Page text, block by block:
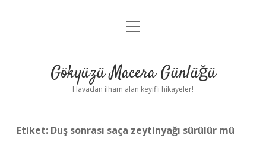
Anasayfa
Yasal Uyarı
menüyü
Gökyüzü Macera Günlüğü
Havadan ilham alan keyifli hikayeler!
Etiket: Duş sonrası saça zeytinyağı sürülür mü